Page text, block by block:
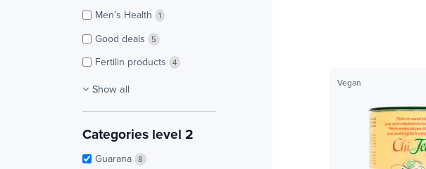
Men’s Health 1
Good deals 5
Fertilin products 4
Show all
Categories level 2
Guarana 8
Vegan